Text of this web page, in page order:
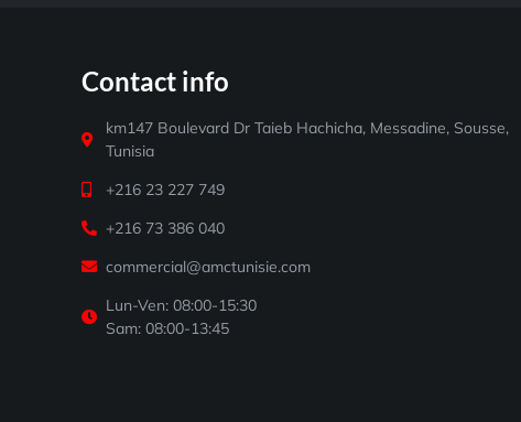
Contact info
km147 Boulevard Dr Taieb Hachicha, Messadine, Sousse,
Tunisia
+216 23 227 749
+216 73 386 040
commercial@amctunisie.com
Lun-Ven: 08:00-15:30
Sam: 08:00-13:45